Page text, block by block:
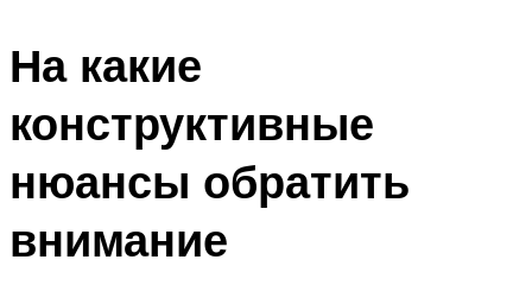
На какие
конструктивные
нюансы обратить
внимание